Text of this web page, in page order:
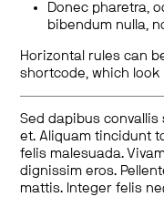
Donec pharetra,
bibendum nulla,
Horizontal rules can
shortcode, which look
Sed dapibus
et. Aliquam tincidunt
felis malesuada.
dignissim eros.
mattis. Integer felis